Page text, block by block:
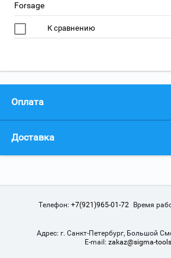
Forsage
К сравнению
Оплата
Доставка
Телефон: +7(921)965-01-72 Время
Адрес: г. Санкт-Петербург, Большой
Е-mail: zakaz@sigma-